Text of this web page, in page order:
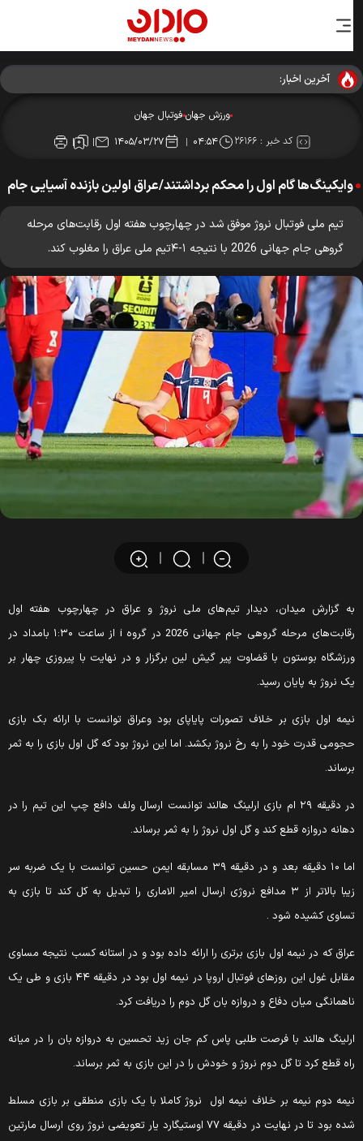
آخرین اخبار:
ورزش جهانفوتبال جهان
کد خبر : ۲۶۱۶۶ ۰۴:۵۴ ۱۴۰۵/۰۳/۲۷
وایکینگ‌ها گام اول را محکم برداشتند/عراق اولین بازنده آسیایی جام
تیم ملی فوتبال نروژ موفق شد در چهارچوب هفته اول رقابت‌های مرحله
گروهی جام جهانی 2026 با نتیجه ۱-۴تیم ملی عراق را مغلوب کند.
گزارش میدان، دیدار تیم‌های ملی نروژ و عراق در چهارچوب هفته اول
رقابت‌های مرحله گروهی جام جهانی 2026 در گروه i از ساعت ۱:۳۰ بامداد در
بوستون با قضاوت پیر گیش لین برگزار و در نهایت با پیروزی چهار بر
نروژ به پایان رسید.
اول بازی بر خلاف تصورات پایاپای بود و‌عراق توانست با ارائه بک بازی
قدرت خود را به رخ نروژ بکشد. اما این نروژ بود که گل اول بازی را به ثمر
در دقیقه ۲۹ ام بازی ارلینگ هالند توانست ارسال ولف دافع چپ این تیم را در
دروازه قطع کند و گل اول نروژ را به ثمر برساند.
اما ۱۰ دقیقه بعد و در دقیقه ۳۹ مسابقه ایمن حسین توانست با یک ضربه سر
زیبا بالاتر از ۳ مدافع نروژی ارسال امیر الاماری را تبدیل به کل کند تا بازی به
کشیده شود .
که در نیمه اول بازی برتری را ارائه داده بود و در استانه کسب نتیجه مساوی
مقابل غول این روزهای فوتبال اروپا در نیمه اول بود در دقیقه ۴۴ بازی و طی یک
میان دفاع و دروازه بان گل دوم را دریافت کرد.
هالند با فرصت طلبی پاس کم جان زید تحسین به دروازه بان را در میانه
قطع کرد تا گل دوم نروژ و خودش را در این بازی به ثمر برساند.
دوم نیمه بر خلاف نیمه اول نروژ کاملا با یک بازی منطقی بر بازی مسلط
شده بود تا در نهایت در دقیقه ۷۷ اوستیگارد یار تعویضی نروژ روی ارسال مارتین